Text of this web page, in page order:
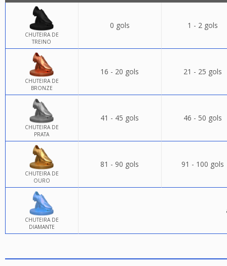
CHUTEIRA DE
TREINO
0 gols 1 - 2 gols
CHUTEIRA DE
BRONZE
16 - 20 gols 21 - 25 gols
CHUTEIRA DE
PRATA
41 - 45 gols 46 - 50 gols
CHUTEIRA DE
OURO
81 - 90 gols 91 - 100 gols
CHUTEIRA DE
DIAMANTE